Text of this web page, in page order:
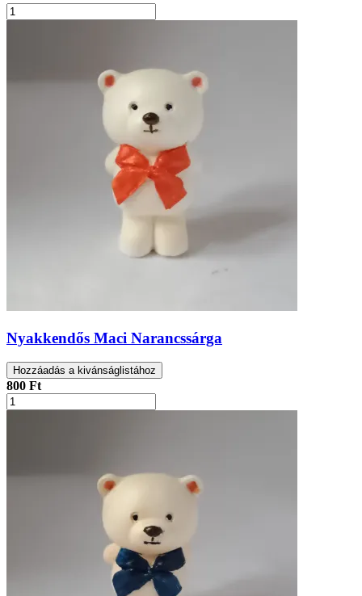
Nyakkendős Maci Narancssárga
Hozzáadás a kivánságlistához
800 Ft